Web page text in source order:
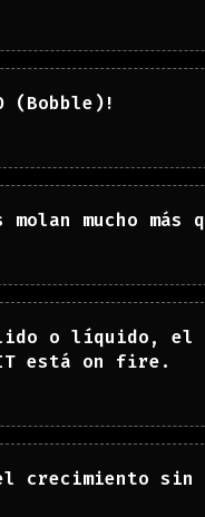
(Bobble)!
mucho más
o líquido, el
está on fire.
crecimiento sin